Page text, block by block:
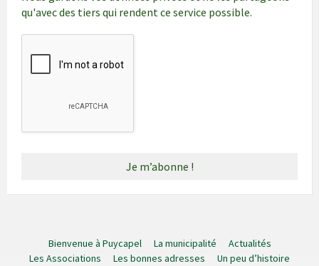
qu'avec des tiers qui rendent ce service possible.
Bienvenue à Puycapel La municipalité
Actualités
Les Associations
Les bonnes adresses
Un peu d’histoire